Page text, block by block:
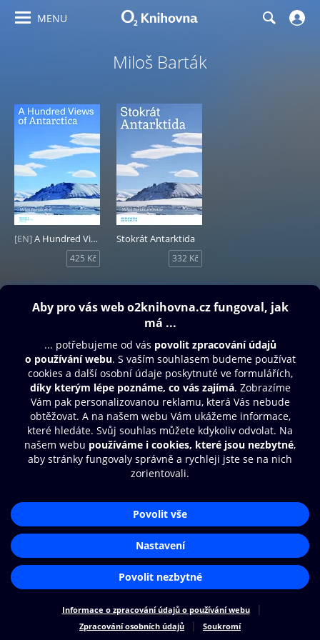
MENU
Miloš Barták
[EN]A Hundred Views of Antarctica
425 Kč
Stokrát Antarktida
332 Kč
Obsah ke stažení
Další zábava
© O2 Czech Republic a.s.
Nákupní řád
Přístupnost
Cookies
Nastavení cookies
Aplikace O2 Knihovna
Čti a poslouchej své e-knihy a
audioknihy rychleji a pohodlněji.